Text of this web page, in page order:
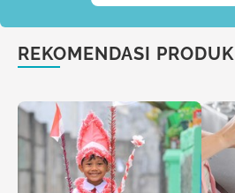
REKOMENDASI PRODUK